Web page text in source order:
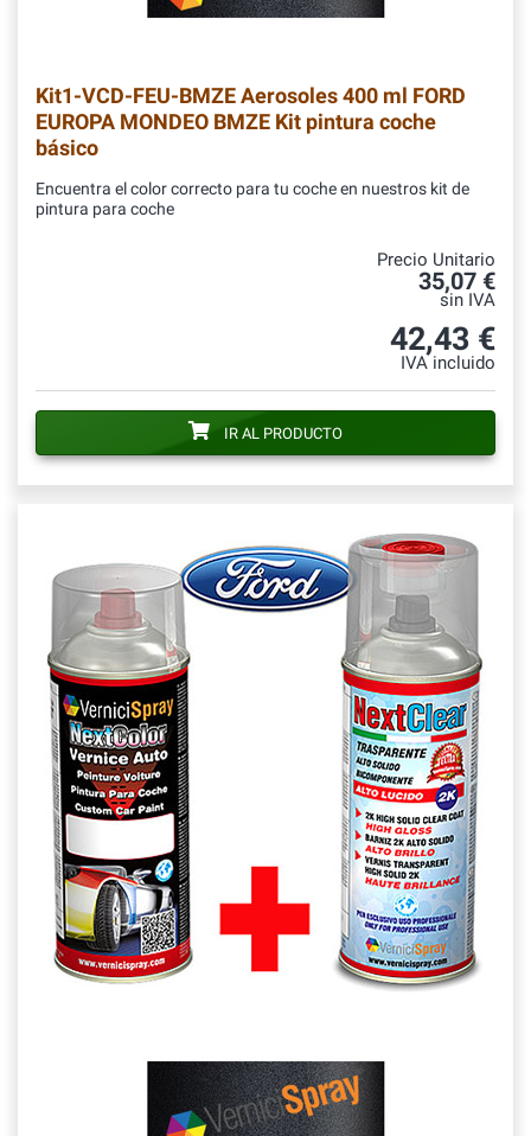
Kit1-VCD-FEU-BMZEAerosoles 400 ml FORD
EUROPA MONDEO BMZE Kit pintura coche
básico
Encuentra el color correcto para tu coche en nuestros kit de
pintura para coche
Precio Unitario
35,07 €
sin IVA
42,43 €
IVA incluido
IR AL PRODUCTO